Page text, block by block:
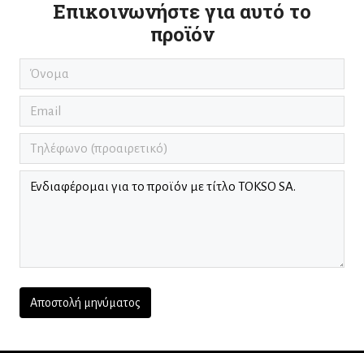
Επικοινωνήστε για αυτό το
προϊόν